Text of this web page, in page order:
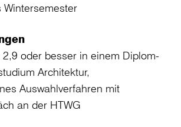
oder besser in einem Diplom-
Architektur,
Auswahlverfahren mit
an der HTWG